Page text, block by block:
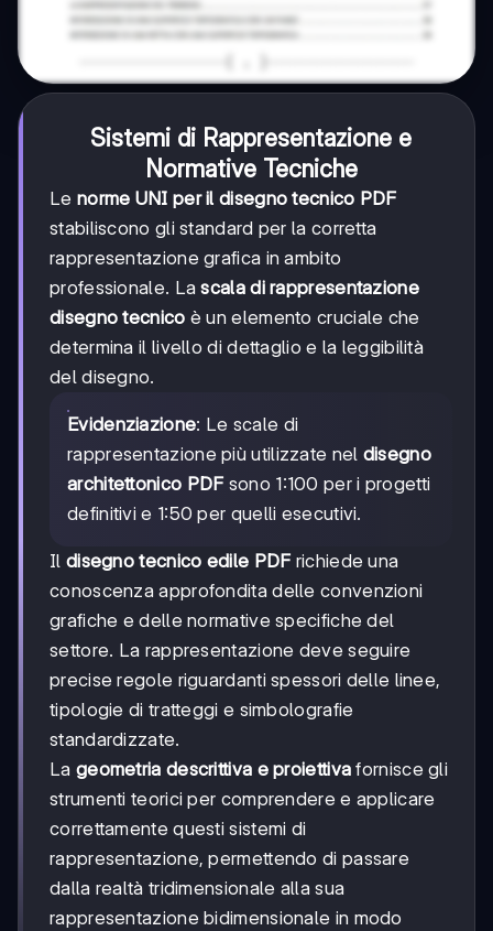
Sistemi di Rappresentazione e
Normative Tecniche
Le norme UNI per il disegno tecnico PDF
stabiliscono gli standard per la corretta
rappresentazione grafica in ambito
professionale. Lascala di rappresentazione
disegno tecnico è un elemento cruciale che
determina il livello di dettaglio e la leggibilità
del disegno.
Evidenziazione: Le scale di
rappresentazione più utilizzate nel disegno
architettonico PDF sono 1:100 per i progetti
definitivi e 1:50 per quelli esecutivi.
Il disegno tecnico edile PDF richiede una
conoscenza approfondita delle convenzioni
grafiche e delle normative specifiche del
settore. La rappresentazione deve seguire
precise regole riguardanti spessori delle linee,
tipologie di tratteggi e simbolografie
standardizzate.
La geometria descrittiva e proiettiva fornisce gli
strumenti teorici per comprendere e applicare
correttamente questi sistemi di
rappresentazione, permettendo di passare
dalla realtà tridimensionale alla sua
rappresentazione bidimensionale in modo